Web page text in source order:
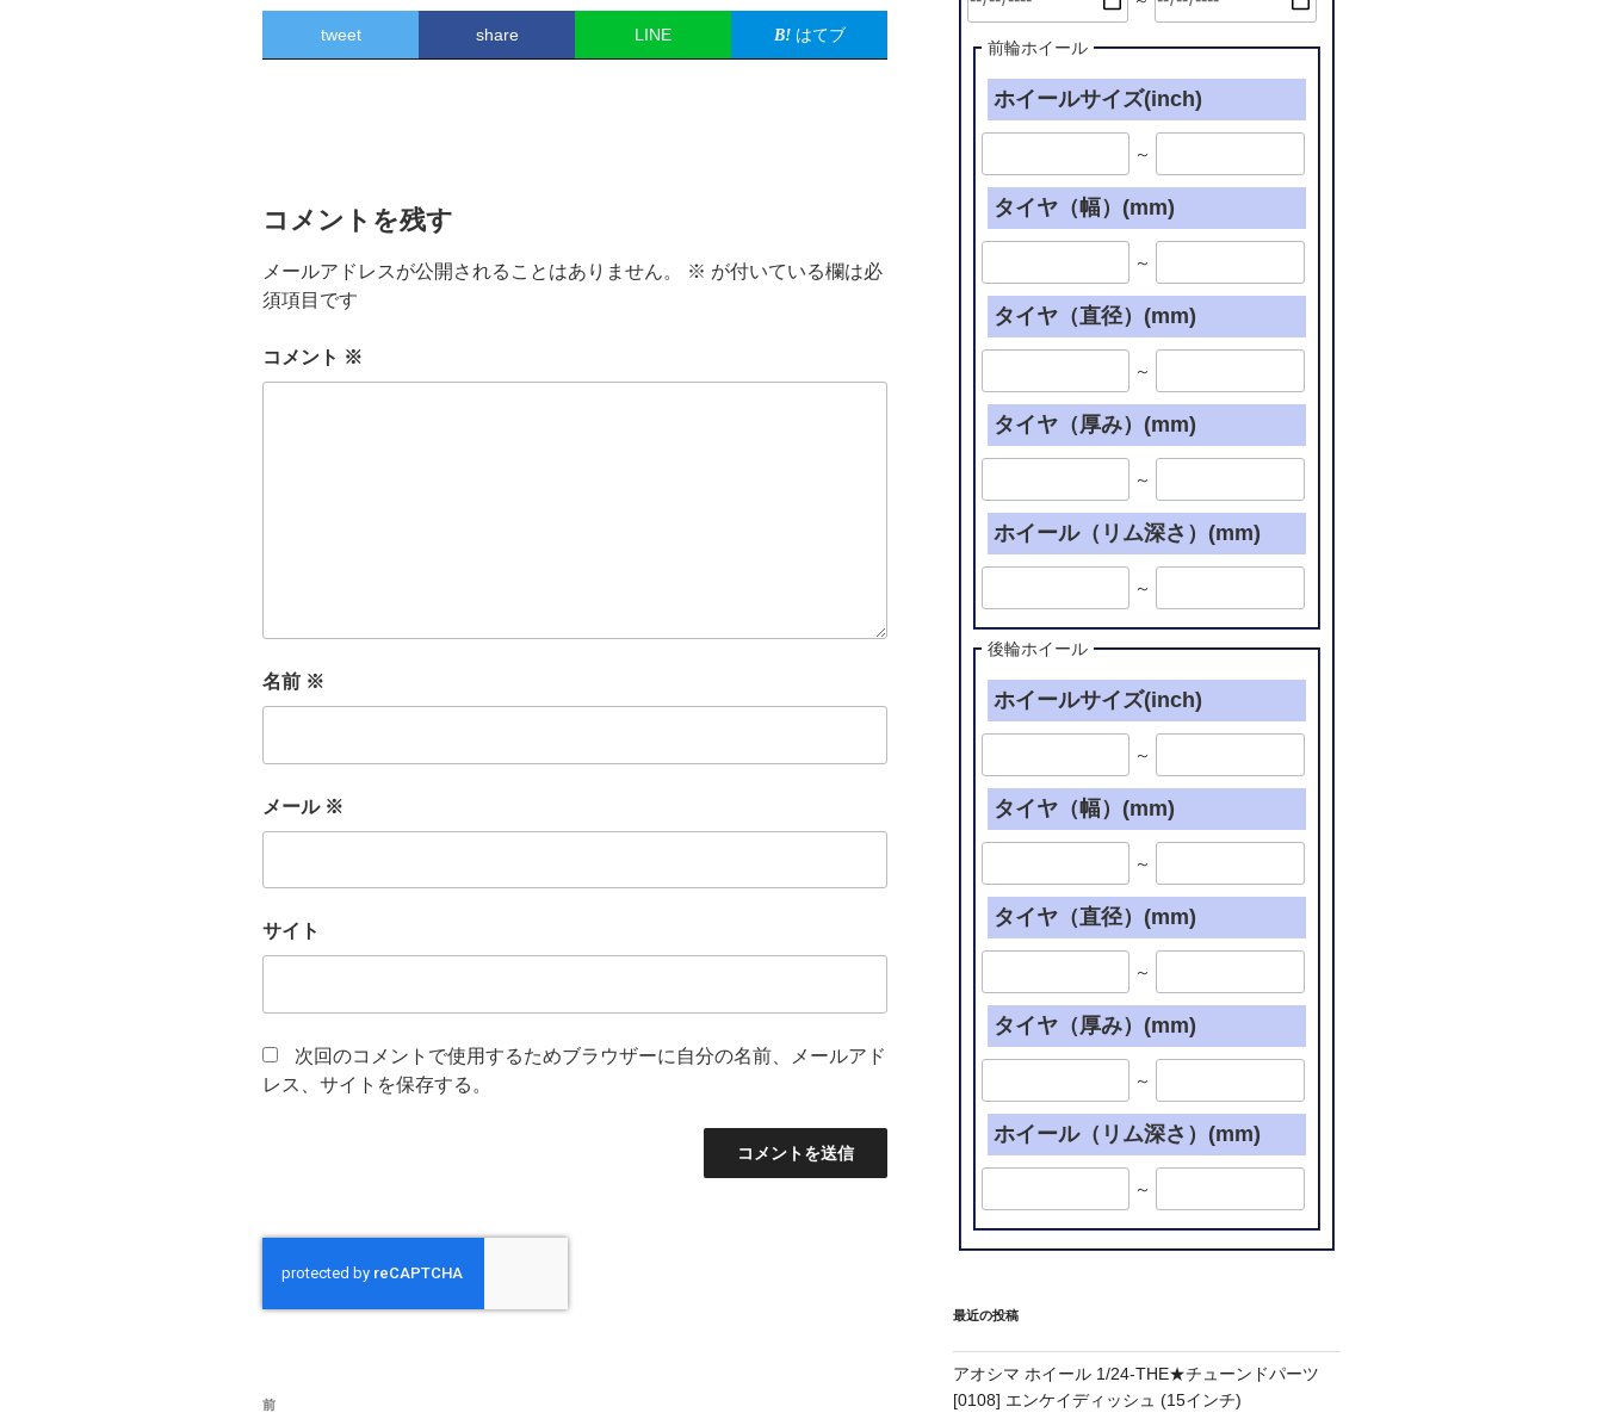
tweet share LINE はてブ
コメントを残す
メールアドレスが公開されることはありません。 ※ が付いている欄は必
須項目です
コメント ※
名前 ※
メール ※
サイト
次回のコメントで使用するためブラウザーに自分の名前、メールアド
レス、サイトを保存する。
投
前
前
前輪ホイール
ホイールサイズ(inch)
～
タイヤ（幅）(mm)
～
タイヤ（直径）(mm)
～
タイヤ（厚み）(mm)
～
ホイール（リム深さ）(mm)
～
後輪ホイール
ホイールサイズ(inch)
～
タイヤ（幅）(mm)
～
タイヤ（直径）(mm)
～
タイヤ（厚み）(mm)
～
ホイール（リム深さ）(mm)
～
最近の投稿
アオシマ ホイール 1/24-THE★チューンドパーツ
[0108] エンケイディッシュ (15インチ)